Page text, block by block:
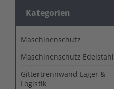
Kategorien
Maschinenschutz
Maschinenschutz Edelstahl
Gittertrennwand Lager &
Logistik